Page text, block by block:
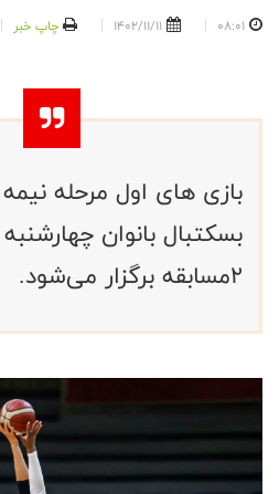
08:01
1402/11/11 چاپ خبر
بازی های اول مرحله
۲مسابقه برگزار می‌شود.